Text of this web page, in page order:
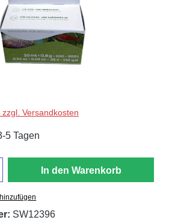
Versandkosten
5 Tagen
In den Warenkorb
SW12396